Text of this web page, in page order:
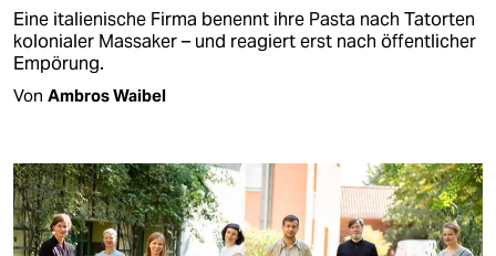
Eine italienische Firma benennt ihre Pasta nach Tatorten
kolonialer Massaker – und reagiert erst nach öffentlicher
Empörung.
Von Ambros Waibel